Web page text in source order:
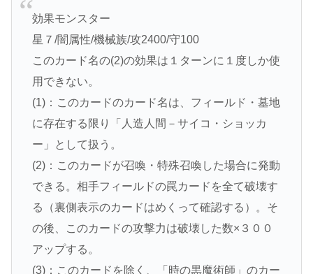
効果モンスター
星７/闇属性/機械族/攻2400/守100
このカード名の(2)の効果は１ターンに１度しか使
用できない。
(1)：このカードのカード名は、フィールド・墓地
に存在する限り「人造人間－サイコ・ショッカ
ー」として扱う。
(2)：このカードが召喚・特殊召喚した場合に発動
できる。相手フィールドの罠カードを全て破壊す
る（裏側表示のカードはめくって確認する）。そ
の後、このカードの攻撃力は破壊した数×３００
アップする。
(3)：このカードを除く、「時の黒魔術師」のカー